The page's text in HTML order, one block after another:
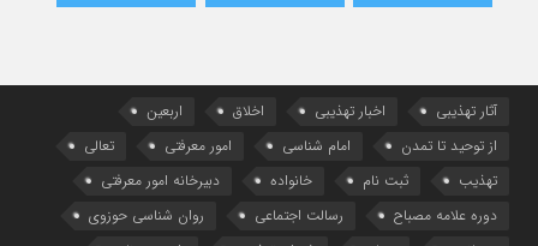
آثار تهذیبی اخبار تهذیبی اخلاق
اربعین
از توحید تا تمدن
امام شناسی امور معرفتی
تعالی
تهذیب
ثبت نام خانواده
دبیرخانه امور معرفتی
دوره علامه مصباح
رسالت اجتماعی
روان شناسی حوزوی